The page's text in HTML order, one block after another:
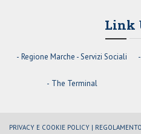
Link
Regione Marche - Servizi Sociali
The Terminal
PRIVACY E COOKIE POLICY |